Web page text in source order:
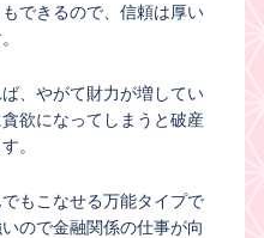
できるので、信頼は厚い
、やがて財力が増してい
欲になってしまうと破産
。
もこなせる万能タイプで
ので金融関係の仕事が向